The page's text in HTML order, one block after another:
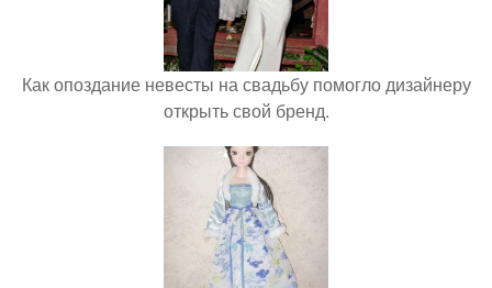
Как опоздание невесты на свадьбу помогло дизайнеру
открыть свой бренд.